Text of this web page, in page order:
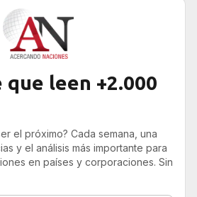
leen +2.000
el próximo? Cada semana, una
y el análisis más importante para
en países y corporaciones. Sin